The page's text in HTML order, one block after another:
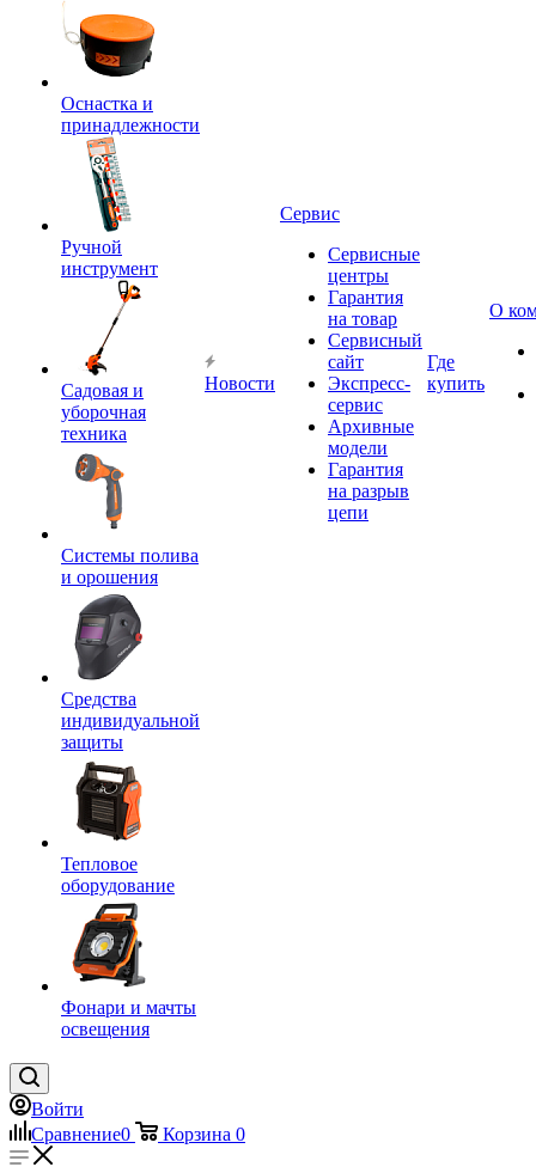
Оснастка и
принадлежности
Ручной
инструмент
Садовая и
уборочная
техника
Системы полива
и орошения
Средства
индивидуальной
защиты
Тепловое
оборудование
Фонари и мачты
освещения
Новости
Сервис
Сервисные
центры
Гарантия
на товар
Сервисный
сайт
Экспресс-
сервис
Архивные
модели
Гарантия
на разрыв
цепи
Где
купить
О
Войти
Сравнение0 Корзина 0